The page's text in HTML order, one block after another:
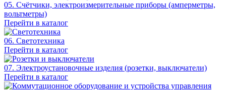
05. Счётчики, электроизмерительные приборы (амперметры,
вольтметры)
Перейти в каталог
06. Светотехника
Перейти в каталог
07. Электроустановочные изделия (розетки, выключатели)
Перейти в каталог